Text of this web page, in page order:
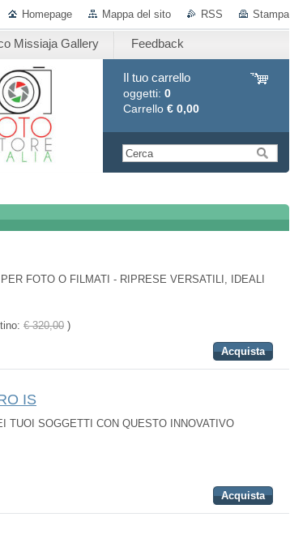
Homepage Mappa del sito RSS Stampa
Missiaja Gallery Feedback
Il tuo carrello
oggetti: 0
Carrello € 0,00
FOTO O FILMATI - RIPRESE VERSATILI, IDEALI
€ 320,00 )
Acquista
IS
TUOI SOGGETTI CON QUESTO INNOVATIVO
Acquista